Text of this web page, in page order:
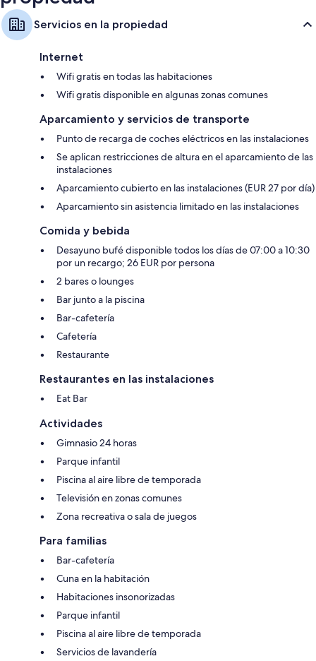
Servicios en la propiedad
Internet
Wifi gratis en todas las habitaciones
Wifi gratis disponible en algunas zonas comunes
Aparcamiento y servicios de transporte
Punto de recarga de coches eléctricos en las instalaciones
Se aplican restricciones de altura en el aparcamiento de las
instalaciones
Aparcamiento cubierto en las instalaciones (EUR 27 por día)
Aparcamiento sin asistencia limitado en las instalaciones
Comida y bebida
Desayuno bufé disponible todos los días de 07:00 a 10:30
por un recargo; 26 EUR por persona
2 bares o lounges
Bar junto a la piscina
Bar-cafetería
Cafetería
Restaurante
Restaurantes en las instalaciones
Eat Bar
Actividades
Gimnasio 24 horas
Parque infantil
Piscina al aire libre de temporada
Televisión en zonas comunes
Zona recreativa o sala de juegos
Para familias
Bar-cafetería
Cuna en la habitación
Habitaciones insonorizadas
Parque infantil
Piscina al aire libre de temporada
Servicios de lavandería